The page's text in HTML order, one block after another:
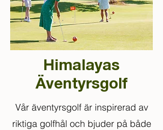
Himalayas
Äventyrsgolf
Vår äventyrsgolf är inspirerad av
riktiga golfhål och bjuder på både